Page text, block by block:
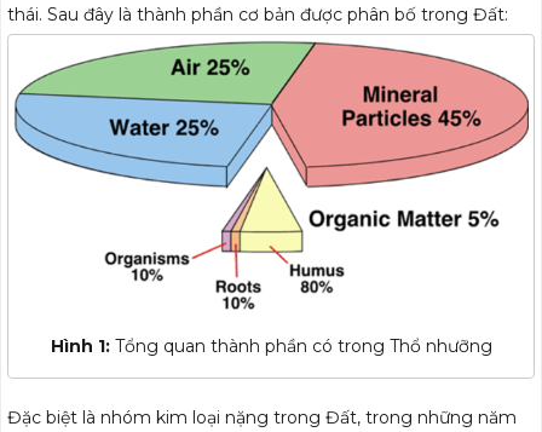
thái. Sau đây là thành phần cơ bản được phân bố trong Đất:
Hình 1:Tổng quan thành phần có trong Thổ nhưỡng
Đặc biệt là nhóm kim loại nặng trong Đất, trong những năm